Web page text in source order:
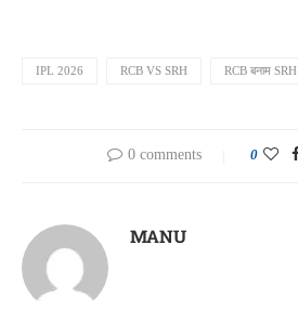
IPL 2026 RCB VS SRH RCB बनाम SRH
0 comments 0
MANU